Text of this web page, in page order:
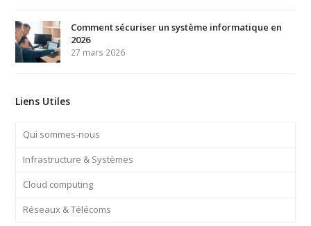
Comment sécuriser un système informatique en
2026
27 mars 2026
Liens Utiles
Qui sommes-nous
Infrastructure & Systèmes
Cloud computing
Réseaux & Télécoms